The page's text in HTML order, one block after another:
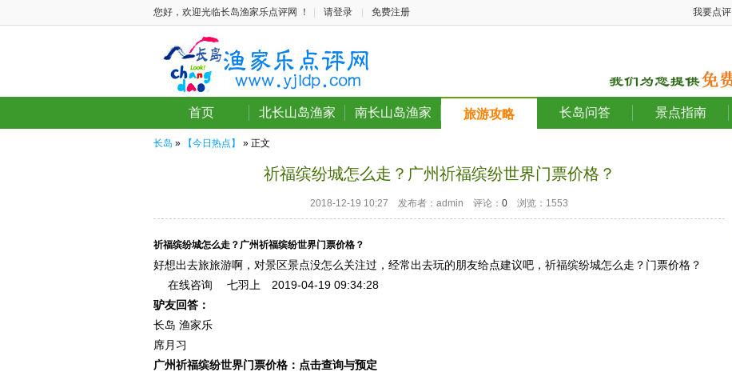
您好，欢迎光临长岛渔家乐点评网 ！ 请登录 免费注册 我要点评
首页 北长山岛渔家 南长山岛渔家 旅游攻略 长岛问答 景点指南
长岛 » 【今日热点】 » 正文
祈福缤纷城怎么走？广州祈福缤纷世界门票价格？
2018-12-19 10:27 发布者：admin 评论： 0 浏览：1553
祈福缤纷城怎么走？广州祈福缤纷世界门票价格？
好想出去旅旅游啊，对景区景点没怎么关注过，经常出去玩的朋友给点建议吧，祈福缤纷城怎么走？门票价格？
在线咨询 七羽上 2019-04-19 09:34:28
驴友回答：
长岛 渔家乐
席月习
广州祈福缤纷世界门票价格：点击查询与预定